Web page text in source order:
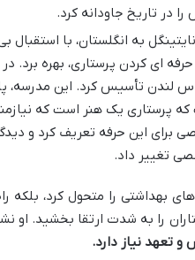
در تاریخ جاودانه کرد.
به انگلستان، با استقبال
لندن تأسیس کرد. این مدرسه،
که پرستاری یک هنر است که
برای این حرفه تعریف کرد و
تغییر داد.
بهداشتی را متحول کرد، بلکه
را به شدت ارتقا بخشید. او
تعهد نیاز دارد.